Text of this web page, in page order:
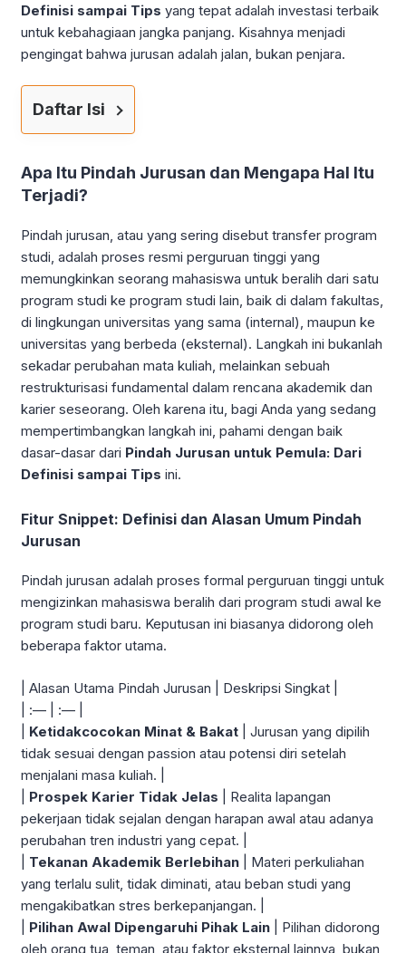
Definisi sampai Tips yang tepat adalah investasi terbaik
untuk kebahagiaan jangka panjang. Kisahnya menjadi
pengingat bahwa jurusan adalah jalan, bukan penjara.
Daftar Isi
Apa Itu Pindah Jurusan dan Mengapa Hal Itu
Terjadi?
Pindah jurusan, atau yang sering disebut transfer program
studi, adalah proses resmi perguruan tinggi yang
memungkinkan seorang mahasiswa untuk beralih dari satu
program studi ke program studi lain, baik di dalam fakultas,
di lingkungan universitas yang sama (internal), maupun ke
universitas yang berbeda (eksternal). Langkah ini bukanlah
sekadar perubahan mata kuliah, melainkan sebuah
restrukturisasi fundamental dalam rencana akademik dan
karier seseorang. Oleh karena itu, bagi Anda yang sedang
mempertimbangkan langkah ini, pahami dengan baik
dasar-dasar dari Pindah Jurusan untuk Pemula: Dari
Definisi sampai Tips ini.
Fitur Snippet: Definisi dan Alasan Umum Pindah
Jurusan
Pindah jurusan adalah proses formal perguruan tinggi untuk
mengizinkan mahasiswa beralih dari program studi awal ke
program studi baru. Keputusan ini biasanya didorong oleh
beberapa faktor utama.
| Alasan Utama Pindah Jurusan | Deskripsi Singkat |
| :— | :— |
Ketidakcocokan Minat & Bakat | Jurusan yang dipilih
tidak sesuai dengan passion atau potensi diri setelah
menjalani masa kuliah. |
Prospek Karier Tidak Jelas | Realita lapangan
pekerjaan tidak sejalan dengan harapan awal atau adanya
perubahan tren industri yang cepat. |
Tekanan Akademik Berlebihan | Materi perkuliahan
yang terlalu sulit, tidak diminati, atau beban studi yang
mengakibatkan stres berkepanjangan. |
Pilihan Awal Dipengaruhi Pihak Lain | Pilihan didorong
oleh orang tua, teman, atau faktor eksternal lainnya, bukan